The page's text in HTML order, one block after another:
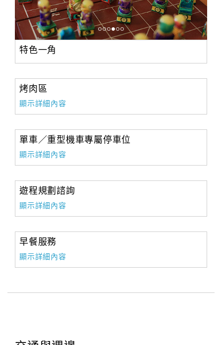
特色一角
烤肉區
顯示詳細內容
單車／重型機車專屬停車位
顯示詳細內容
遊程規劃諮詢
顯示詳細內容
早餐服務
顯示詳細內容